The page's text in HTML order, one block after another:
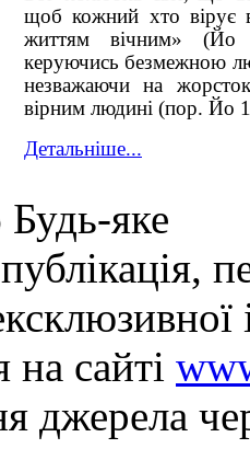
щоб кожний хто вірує
життям вічним» (Йо
керуючись безмежною
незважаючи на
вірним людині (пор. Йо
Детальніше...
яке
сайті
джерела